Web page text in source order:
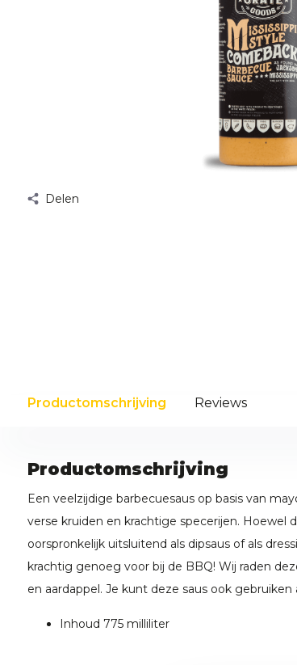
Delen
Productomschrijving Reviews
Productomschrijving
Een veelzijdige barbecuesaus op basis van
verse kruiden en krachtige specerijen. Hoewel
oorspronkelijk uitsluitend als dipsaus of als
krachtig genoeg voor bij de BBQ! Wij raden
en aardappel. Je kunt deze saus ook gebruiken
Inhoud 775 milliliter